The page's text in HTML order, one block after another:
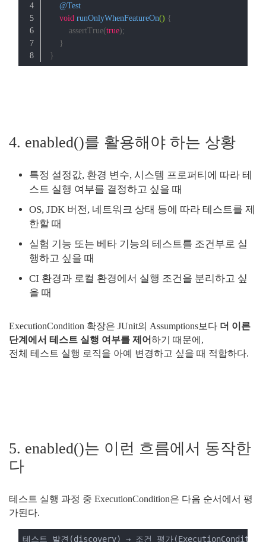
@Test
void runOnlyWhenFeatureOn() {
        assertTrue(
true);
    }
}
4. enabled()를 활용해야 하는 상황
특정 설정값, 환경 변수, 시스템 프로퍼티에 따라 테
스트 실행 여부를 결정하고 싶을 때
OS, JDK 버전, 네트워크 상태 등에 따라 테스트를 제
한할 때
실험 기능 또는 베타 기능의 테스트를 조건부로 실
행하고 싶을 때
CI 환경과 로컬 환경에서 실행 조건을 분리하고 싶
을 때
ExecutionCondition 확장은 JUnit의 Assumptions보다 더 이른
단계에서 테스트 실행 여부를 제어하기 때문에,
전체 테스트 실행 로직을 아예 변경하고 싶을 때 적합하다.
5. enabled()는 이런 흐름에서 동작한
다
테스트 실행 과정 중 ExecutionCondition은 다음 순서에서 평
가된다.